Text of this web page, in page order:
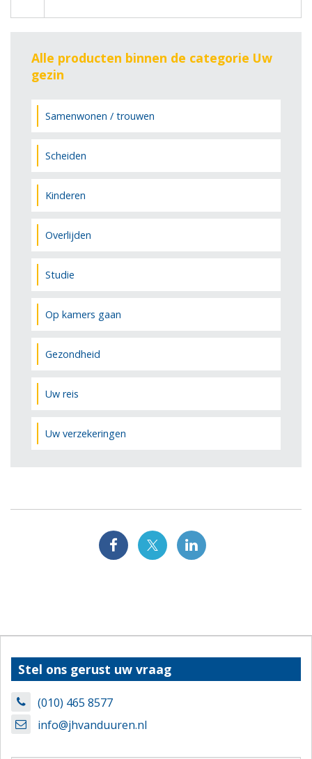
Alle producten binnen de categorie Uw
gezin
Samenwonen / trouwen
Scheiden
Kinderen
Overlijden
Studie
Op kamers gaan
Gezondheid
Uw reis
Uw verzekeringen
Stel ons gerust uw vraag
(010) 465 8577
info@jhvanduuren.nl